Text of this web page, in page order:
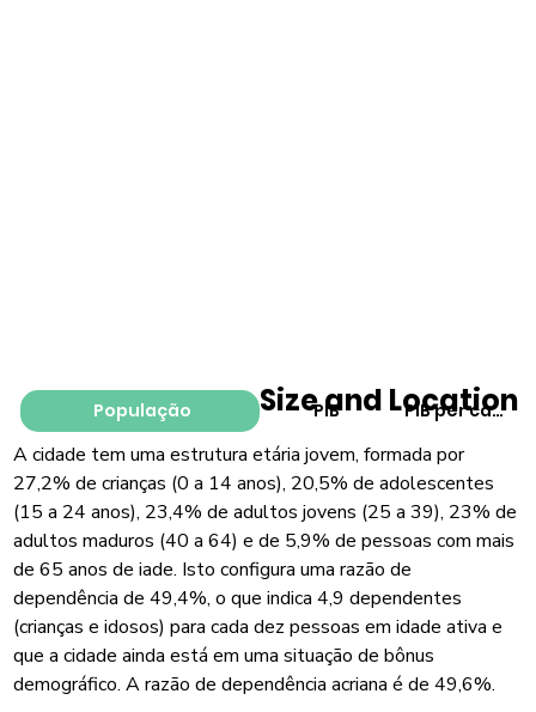
População PIB PIB per capita
Size and Location
A cidade tem uma estrutura etária jovem, formada por
27,2% de crianças (0 a 14 anos), 20,5% de adolescentes
(15 a 24 anos), 23,4% de adultos jovens (25 a 39), 23% de
adultos maduros (40 a 64) e de 5,9% de pessoas com mais
de 65 anos de iade. Isto configura uma razão de
dependência de 49,4%, o que indica 4,9 dependentes
(crianças e idosos) para cada dez pessoas em idade ativa e
que a cidade ainda está em uma situação de bônus
demográfico. A razão de dependência acriana é de 49,6%.